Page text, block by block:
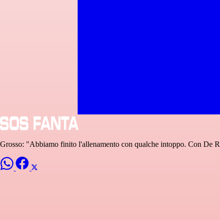
Grosso: "Abbiamo finito l'allenamento con qualche intoppo. Con De